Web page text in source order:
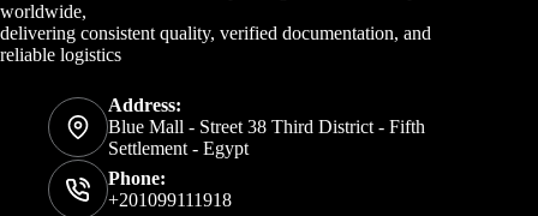
worldwide,
delivering consistent quality, verified documentation, and
reliable logistics
Address:
Blue Mall - Street 38 Third District - Fifth
Settlement - Egypt
Phone:
+201099111918